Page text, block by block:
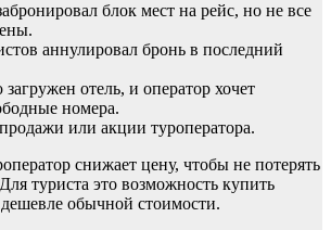
блок мест на рейс, но не все
аннулировал бронь в последний
отель, и оператор хочет
номера.
или акции туроператора.
снижает цену, чтобы не потерять
туриста это возможность купить
обычной стоимости.